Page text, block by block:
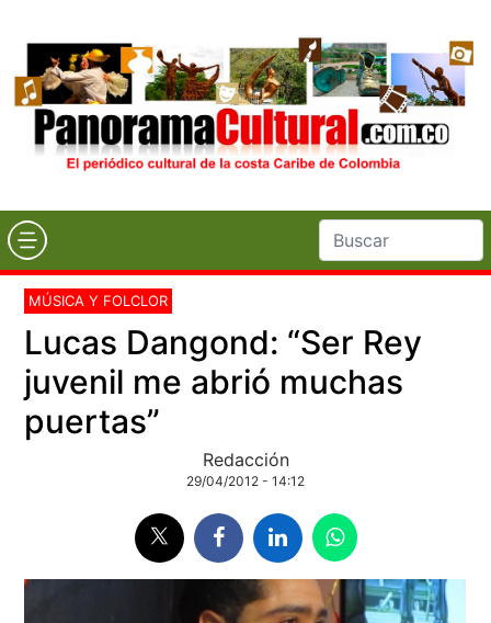
MÚSICA Y FOLCLOR
Lucas Dangond: “Ser Rey
juvenil me abrió muchas
puertas”
Redacción
29/04/2012 - 14:12